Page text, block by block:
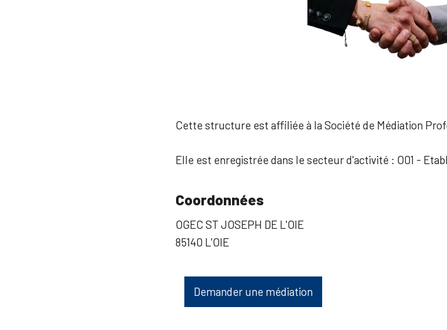
Cette structure est affiliée à la Société de Médiation
Elle est enregistrée dans le secteur d'activité : O01 -
Coordonnées
OGEC ST JOSEPH DE L'OIE
85140 L'OIE
Demander une médiation